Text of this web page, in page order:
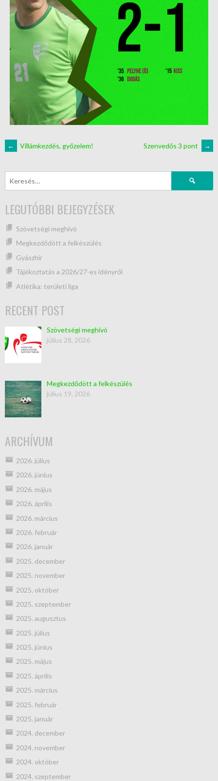
← Villámkezdés, győzelem! Szenvedős 3 pont →
LEGUTÓBBI BEJEGYZÉSEK
Szövetségi meghívó
Megkezdődött a felkészülés
Gyászhír
Tájékoztatás a 2026/27-es idényről
Atlétika: területi liga
RECENT POST
Szövetségi meghívó
július 28, 2026
Megkezdődött a felkészülés
július 19, 2026
ARCHÍVUM
2026. július
2026. június
2026. május
2026. április
2026. március
2026. február
2026. január
2025. december
2025. november
2025. október
2025. szeptember
2025. augusztus
2025. július
2025. június
2025. május
2025. április
2025. március
2025. február
2025. január
2024. december
2024. november
2024. október
2024. szeptember